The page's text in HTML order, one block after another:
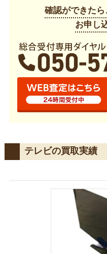
確認ができた
お申し
テレビの買取実績